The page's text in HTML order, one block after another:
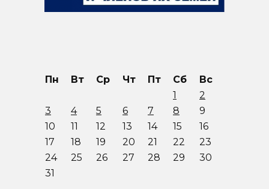
Пн Вт Ср Чт Пт Сб
Вс
1
2
3
4 5 6 7 8
9
10
11 12 13 14 15
16
17
18 19 20 21 22
23
24
25 26 27 28 29
30
31